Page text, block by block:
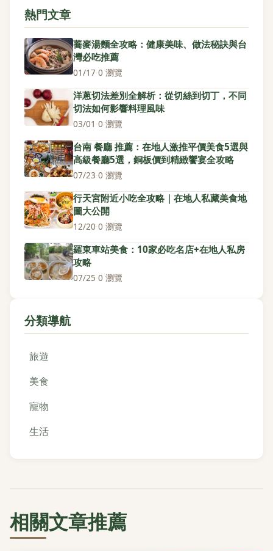
熱門文章
蕎麥湯麵全攻略：健康美味、做法秘訣與台
灣必吃推薦
01/17·0 瀏覽
洋蔥切法差別全解析：從切絲到切丁，不同
切法如何影響料理風味
03/01 ·0 瀏覽
台南 餐廳 推薦：在地人激推平價美食5選與
高級餐廳5選，銅板價到精緻饗宴全攻略
07/23·0 瀏覽
行天宮附近小吃全攻略｜在地人私藏美食地
圖大公開
12/20·0 瀏覽
羅東車站美食：10家必吃名店+在地人私房
攻略
07/25·0 瀏覽
分類導航
旅遊
美食
寵物
生活
相關文章推薦